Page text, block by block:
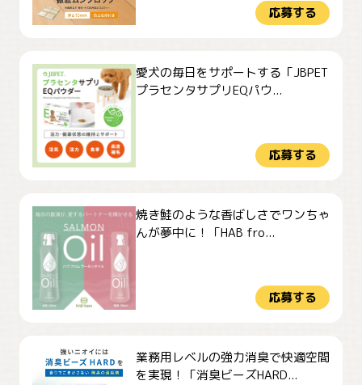
応募する
愛犬の毎日をサポートする「JBPET
プラセンタサプリEQパウ...
応募する
焼き鮭のような香ばしさでワンちゃ
んが夢中に！「HAB fro...
応募する
業務用レベルの強力消臭で快適空間
を実現！「消臭ビーズHARD...